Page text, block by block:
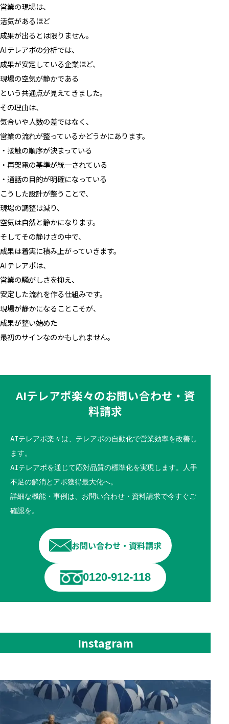
営業の現場は、
活気があるほど
成果が出るとは限りません。
AIテレアポの分析では、
成果が安定している企業ほど、
現場の空気が静かである
という共通点が見えてきました。
その理由は、
気合いや人数の差ではなく、
営業の流れが整っているかどうかにあります。
・接触の順序が決まっている
・再架電の基準が統一されている
・通話の目的が明確になっている
こうした設計が整うことで、
現場の調整は減り、
空気は自然と静かになります。
そしてその静けさの中で、
成果は着実に積み上がっていきます。
AIテレアポは、
営業の騒がしさを抑え、
安定した流れを作る仕組みです。
現場が静かになることこそが、
成果が整い始めた
最初のサインなのかもしれません。
AIテレアポ楽々のお問い合わせ・資
料請求
AIテレアポ楽々は、テレアポの自動化で営業効率を改善し
ます。
AIテレアポを通じて応対品質の標準化を実現します。人手
不足の解消とアポ獲得最大化へ。
詳細な機能・事例は、お問い合わせ・資料請求で今すぐご
確認を。
お問い合わせ・資料請求
0120-912-118
Instagram
📞AIテレアポで“営業効率”を最大化する時代へ
114 4